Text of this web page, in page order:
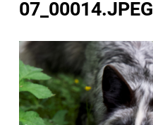
07_00014.JPEG